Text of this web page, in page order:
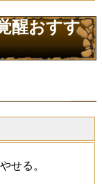
醒おすす
せる。